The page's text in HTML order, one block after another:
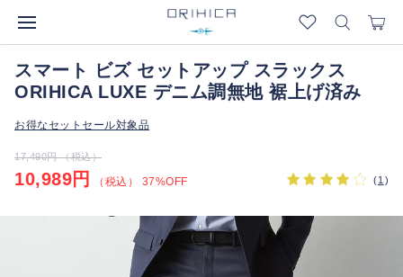
スマート ビズ セットアップ スラックス
ORIHICA LUXE デニム調無地 裾上げ済み
お得なセットセール対象品
17,490円 （税込）
10,989円 （税込） 37%OFF (1 )